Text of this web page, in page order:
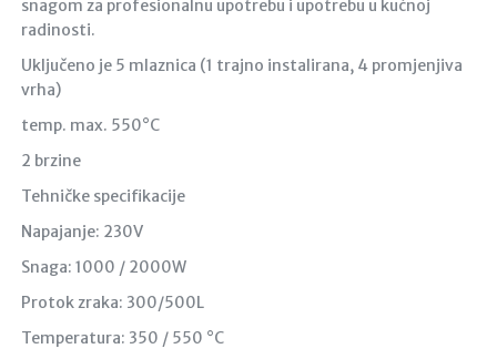
snagom za profesionalnu upotrebu i upotrebu u kućnoj
radinosti.
Uključeno je 5 mlaznica (1 trajno instalirana, 4 promjenjiva
vrha)
temp. max. 550°C
2 brzine
Tehničke specifikacije
Napajanje: 230V
Snaga: 1000 / 2000W
Protok zraka: 300/500L
Temperatura: 350 / 550 °C